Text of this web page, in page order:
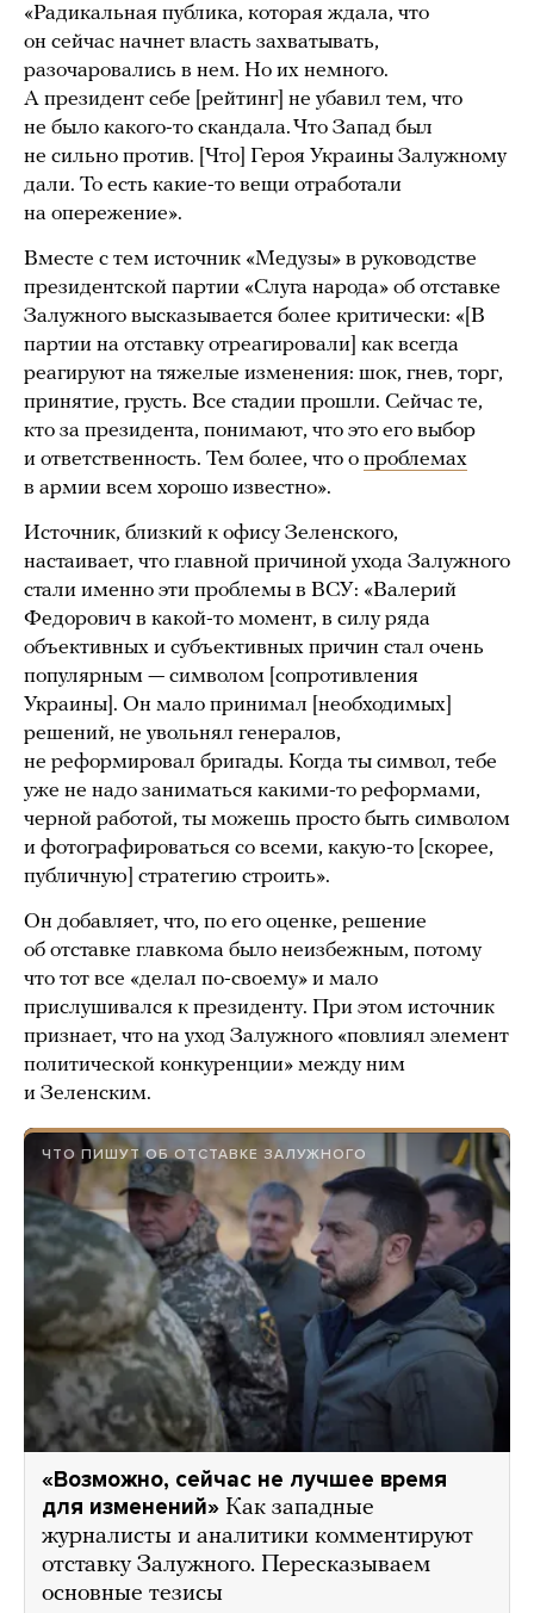
«Радикальная публика, которая ждала, что
он сейчас начнет власть захватывать,
разочаровались в нем. Но их немного.
А президент себе [рейтинг] не убавил тем, что
не было какого-то скандала. Что Запад был
не сильно против. [Что] Героя Украины Залужному
дали. То есть какие-то вещи отработали
на опережение».
Вместе с тем источник «Медузы» в руководстве
президентской партии «Слуга народа» об отставке
Залужного высказывается более критически: «[В
партии на отставку отреагировали] как всегда
реагируют на тяжелые изменения: шок, гнев, торг,
принятие, грусть. Все стадии прошли. Сейчас те,
кто за президента, понимают, что это его выбор
и ответственность. Тем более, что о проблемах
в армии всем хорошо известно».
Источник, близкий к офису Зеленского,
настаивает, что главной причиной ухода Залужного
стали именно эти проблемы в ВСУ: «Валерий
Федорович в какой-то момент, в силу ряда
объективных и субъективных причин стал очень
популярным — символом [сопротивления
Украины]. Он мало принимал [необходимых]
решений, не увольнял генералов,
не реформировал бригады. Когда ты символ, тебе
уже не надо заниматься какими-то реформами,
черной работой, ты можешь просто быть символом
и фотографироваться со всеми, какую-то [скорее,
публичную] стратегию строить».
Он добавляет, что, по его оценке, решение
об отставке главкома было неизбежным, потому
что тот все «делал по-своему» и мало
прислушивался к президенту. При этом источник
признает, что на уход Залужного «повлиял элемент
политической конкуренции» между ним
и Зеленским.
ЧТО ПИШУТ ОБ ОТСТАВКЕ ЗАЛУЖНОГО
«Возможно, сейчас не лучшее время
для изменений» Как западные
журналисты и аналитики комментируют
отставку Залужного. Пересказываем
основные тезисы